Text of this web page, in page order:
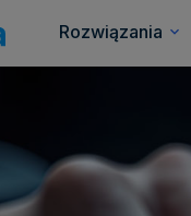
Rozwiązania